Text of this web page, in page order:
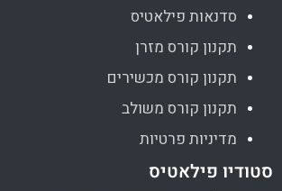
סדנאות פילאטיס
תקנון קורס מזרן
תקנון קורס מכשירים
תקנון קורס משולב
מדיניות פרטיות
סטודיו פילאטיס